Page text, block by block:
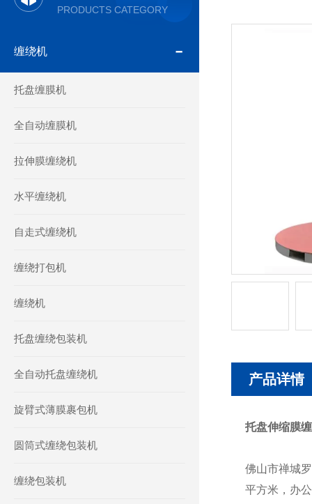
PRODUCTS CATEGORY
缠绕机
托盘缠膜机
全自动缠膜机
拉伸膜缠绕机
水平缠绕机
自走式缠绕机
缠绕打包机
缠绕机
托盘缠绕包装机
全自动托盘缠绕机
旋臂式薄膜裹包机
圆筒式缠绕包装机
缠绕包装机
产品详情
托盘伸缩膜
佛山市禅城
平方米，办